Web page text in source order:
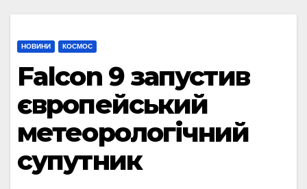
НОВИНИ КОСМОС
Falcon 9 запустив
європейський
метеорологічний
супутник